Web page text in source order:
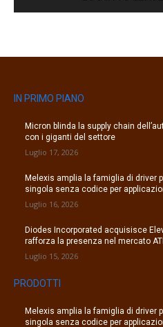
IN PRIMO PIANO
Micron blinda la supply chain
con i giganti del settore
Luglio 17, 2026
Melexis amplia la famiglia di driver
singola senza codice per
Luglio 16, 2026
Diodes Incorporated acquisisce
rafforza la presenza nel mercato
Luglio 15, 2026
PRODOTTI
Melexis amplia la famiglia di driver
singola senza codice per